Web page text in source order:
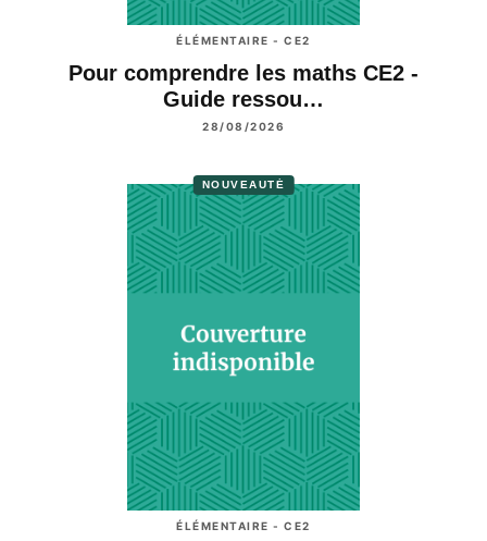
ÉLÉMENTAIRE - CE2
Pour comprendre les maths CE2 -
Guide ressou…
28/08/2026
NOUVEAUTÉ
ÉLÉMENTAIRE - CE2